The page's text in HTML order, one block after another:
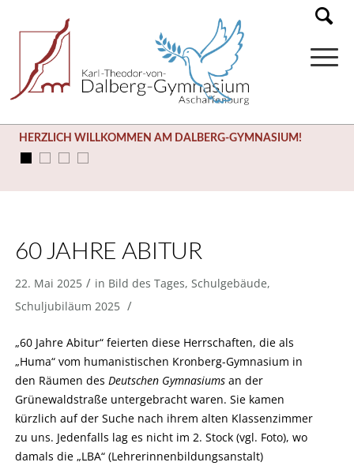
HERZLICH WILLKOMMEN AM DALBERG-GYMNASIUM!
60 JAHRE ABITUR
22. Mai 2025 / in Bild des Tages, Schulgebäude,
Schuljubiläum 2025 /
„60 Jahre Abitur“ feierten diese Herrschaften, die als
„Huma“ vom humanistischen Kronberg-Gymnasium in
den Räumen des Deutschen Gymnasiumsan der
Grünewaldstraße untergebracht waren. Sie kamen
kürzlich auf der Suche nach ihrem alten Klassenzimmer
zu uns. Jedenfalls lag es nicht im 2. Stock (vgl. Foto), wo
damals die „LBA“ (Lehrerinnenbildungsanstalt)